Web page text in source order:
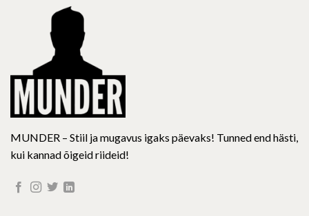
chosen
on
the
product
page
MUNDER – Stiil ja mugavus igaks päevaks! Tunned end hästi,
kui kannad õigeid riideid!